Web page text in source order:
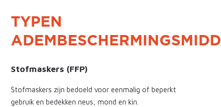
TYPEN
Stofmaskers (FFP)
Stofmaskers zijn bedoeld voor eenmalig of beperkt
gebruik en bedekken neus, mond en kin.